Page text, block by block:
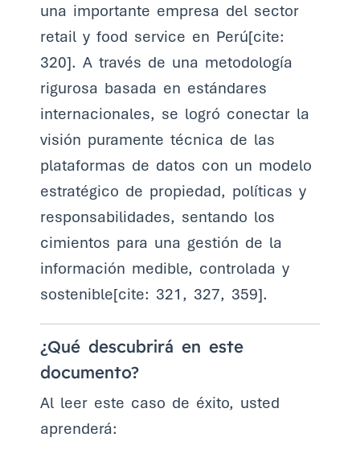
una importante empresa del sector
retail y food service en Perú[cite:
320]. A través de una metodología
rigurosa basada en estándares
internacionales, se logró conectar la
visión puramente técnica de las
plataformas de datos con un modelo
estratégico de propiedad, políticas y
responsabilidades, sentando los
cimientos para una gestión de la
información medible, controlada y
sostenible[cite: 321, 327, 359].
¿Qué descubrirá en este
documento?
Al leer este caso de éxito, usted
aprenderá: